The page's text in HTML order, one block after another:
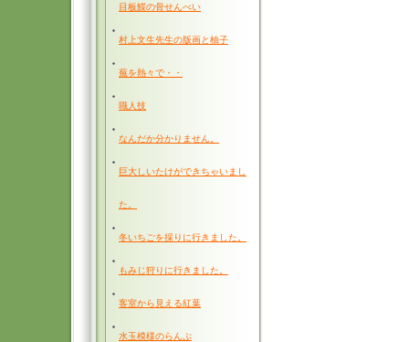
目板鰈の骨せんべい
村上文生先生の版画と柚子
蕪を熱々で・・
職人技
なんだか分かりません。
巨大しいたけができちゃいまし
た。
冬いちごを採りに行きました。
もみじ狩りに行きました。
客室から見える紅葉
水玉模様のらんぷ